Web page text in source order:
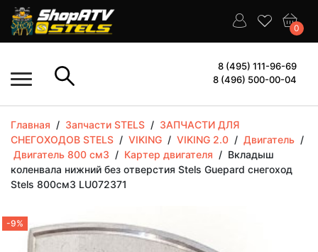
0
8 (495) 111-96-69
8 (496) 500-00-04
Главная / Запчасти STELS / ЗАПЧАСТИ ДЛЯ
СНЕГОХОДОВ STELS / VIKING / VIKING 2.0 / Двигатель /
Двигатель 800 см3 / Картер двигателя / Вкладыш
коленвала нижний без отверстия Stels Guepard снегоход
Stels 800см3 LU072371
-9%